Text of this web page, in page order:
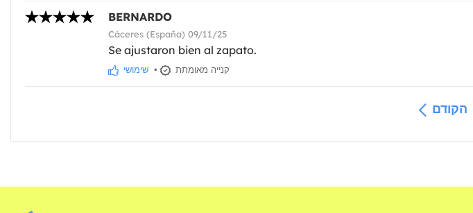
BERNARDO
Cáceres (España) 09/11/25
Se ajustaron bien al zapato.
שימושי • קנייה מאומתת
הקודם